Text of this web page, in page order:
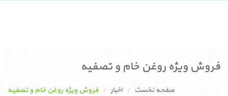
فروش ویژه روغن خام و تصفیه
صفحه نخست اخبار فروش ویژه روغن خام و تصفیه